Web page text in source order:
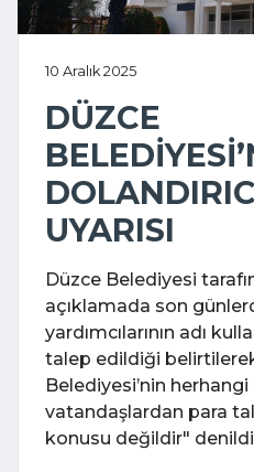
10 Aralık 2025
DÜZCE
UYARISI
Düzce Belediyesi
açıklamada son
yardımcılarının adı
talep edildiği
Belediyesi’nin
vatandaşlardan para
konusu değildir"